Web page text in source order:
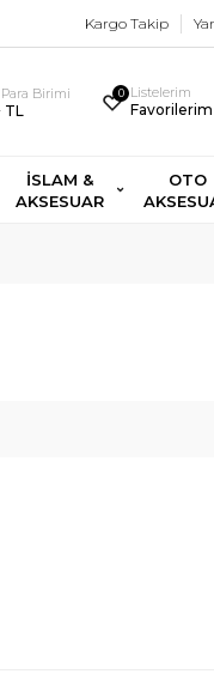
Kargo Takip
Birimi
TL
0 Listelerim
Favorilerim
İSLAM &
AKSESUAR
OTO